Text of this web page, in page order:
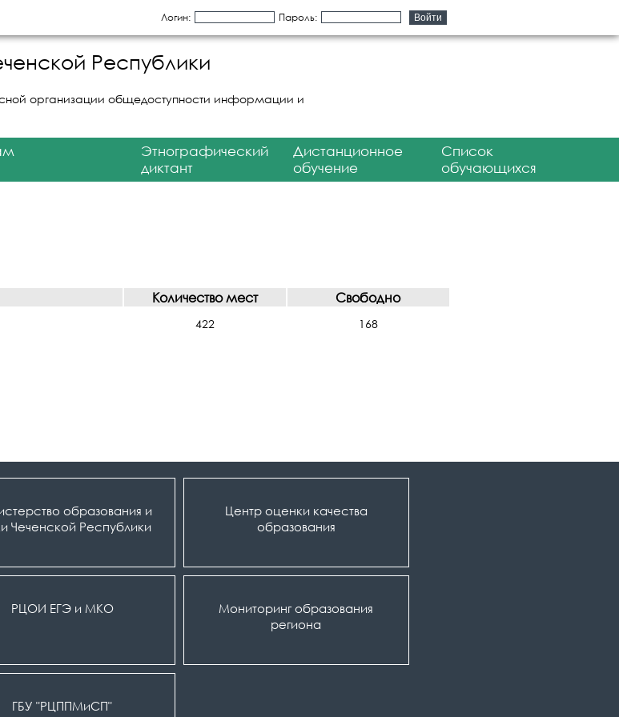
Логин: Пароль:
Республики
организации общедоступности информации и
Этнографический
диктант
Дистанционное
обучение
Список
обучающихся
Количество мест Свободно
422 168
образования и
Чеченской Республики
Центр оценки качества
образования
РЦОИ ЕГЭ и МКО
Мониторинг образования
региона
ГБУ "РЦППМиСП"